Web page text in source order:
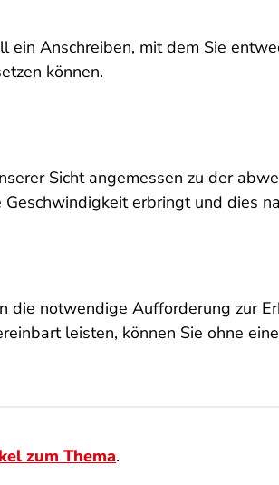
Anschreiben, mit dem Sie
können.
Sicht angemessen zu der
erbringt und dies
die notwendige Aufforderung zur
leisten, können Sie ohne
zum Thema.